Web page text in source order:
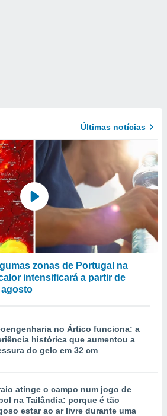
Últimas notícias
zonas de Portugal na
intensificará a partir de
agosto
no Ártico funciona: a
histórica que aumentou a
do gelo em 32 cm
atinge o campo num jogo de
na Tailândia: porque é tão
estar ao ar livre durante uma